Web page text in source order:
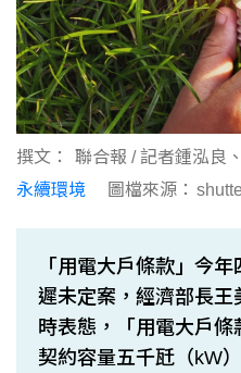
撰文： 聯合報 / 記者鍾泓良
永續環境
圖檔來源：
「用電大戶條款」今
遲未定案，經濟部長
時表態，「用電大戶條
契約容量五千瓩（kW